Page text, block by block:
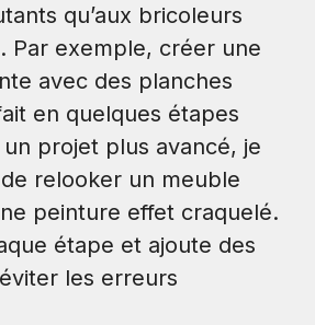
qu’aux bricoleurs
Par exemple, créer une
avec des planches
en quelques étapes
projet plus avancé, je
relooker un meuble
peinture effet craquelé.
étape et ajoute des
les erreurs